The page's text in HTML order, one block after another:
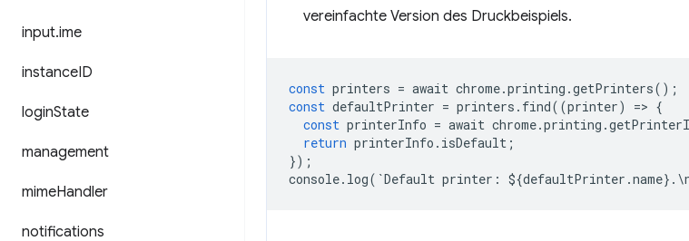
input.ime
instanceID
loginState
management
mimeHandler
notifications
vereinfachte Version des Druckbeispiels.
const printers = await chrome.printing .getPrinters();
const defaultPrinter = printers . find((printer) => {
const printerInfo = await chrome.printing .
return printerInfo . isDefault ;
});
console. log( `Default printer : ${defaultPrinter .name} . \